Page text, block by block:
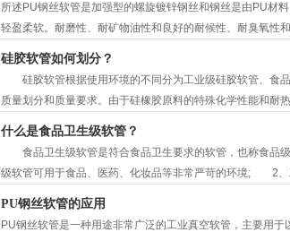
所述PU钢丝软管是加强型的螺旋镀锌钢丝和钢丝是由PU材
轻盈柔软。耐磨性、耐矿物油性和良好的耐候性、耐臭氧性
工艺使软管具有更强的弯曲张力，不含卤素，更环保。可替
硅胶软管如何划分？
硅胶软管根据使用环境的不同分为工业级硅胶软管、食
质量划分和质量要求。由于硅橡胶原料的特殊化学性能和耐
尘、颗粒等固体。 工业级硅胶软管主要由具有特殊耐高
什么是食品卫生级软管？
食品卫生级软管是符合食品卫生要求的软管，也称食
级软管可用于食品、医药、化妆品等非常严苛的环境; 2、
的环保和卫生要求不那么严格。 为什么食品卫生级软管
PU钢丝软管的应用
PU钢丝软管是一种用途非常广泛的工业真空软管，主要用于